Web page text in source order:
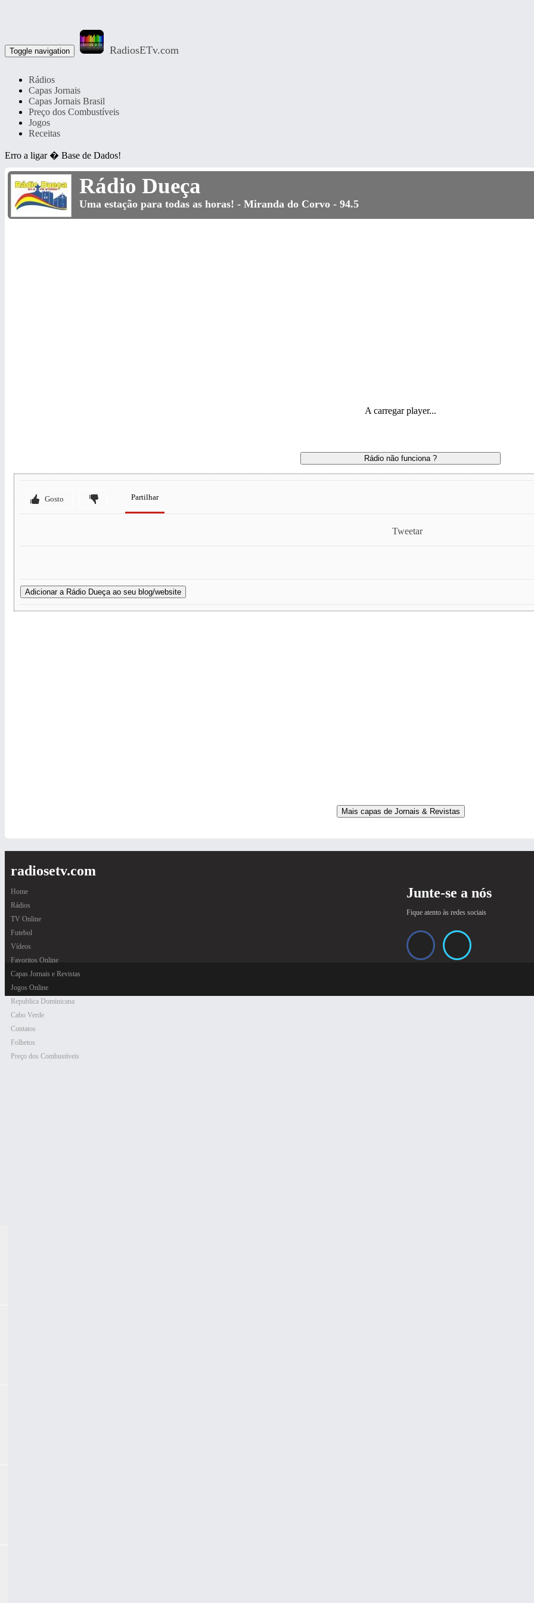
Toggle navigation RadiosETv.com
Rádios
Capas Jornais
Capas Jornais Brasil
Preço dos Combustíveis
Jogos
Receitas
Erro a ligar � Base de Dados!
Rádio Dueça
Uma estação para todas as horas! - Miranda do Corvo - 94.5
A carregar player...
Rádio não funciona ?
Gosto Partilhar
Tweetar
Adicionar a Rádio Dueça ao seu blog/website
Mais capas de Jornais & Revistas
radiosetv.com
Home
Rádios
TV Online
Futebol
Vídeos
Favoritos Online
Capas Jornais e Revistas
Jogos Online
Republica Dominicana
Cabo Verde
Contatos
Folhetos
Preço dos Combustíveis
Junte-se a nós
Fique atento às redes sociais